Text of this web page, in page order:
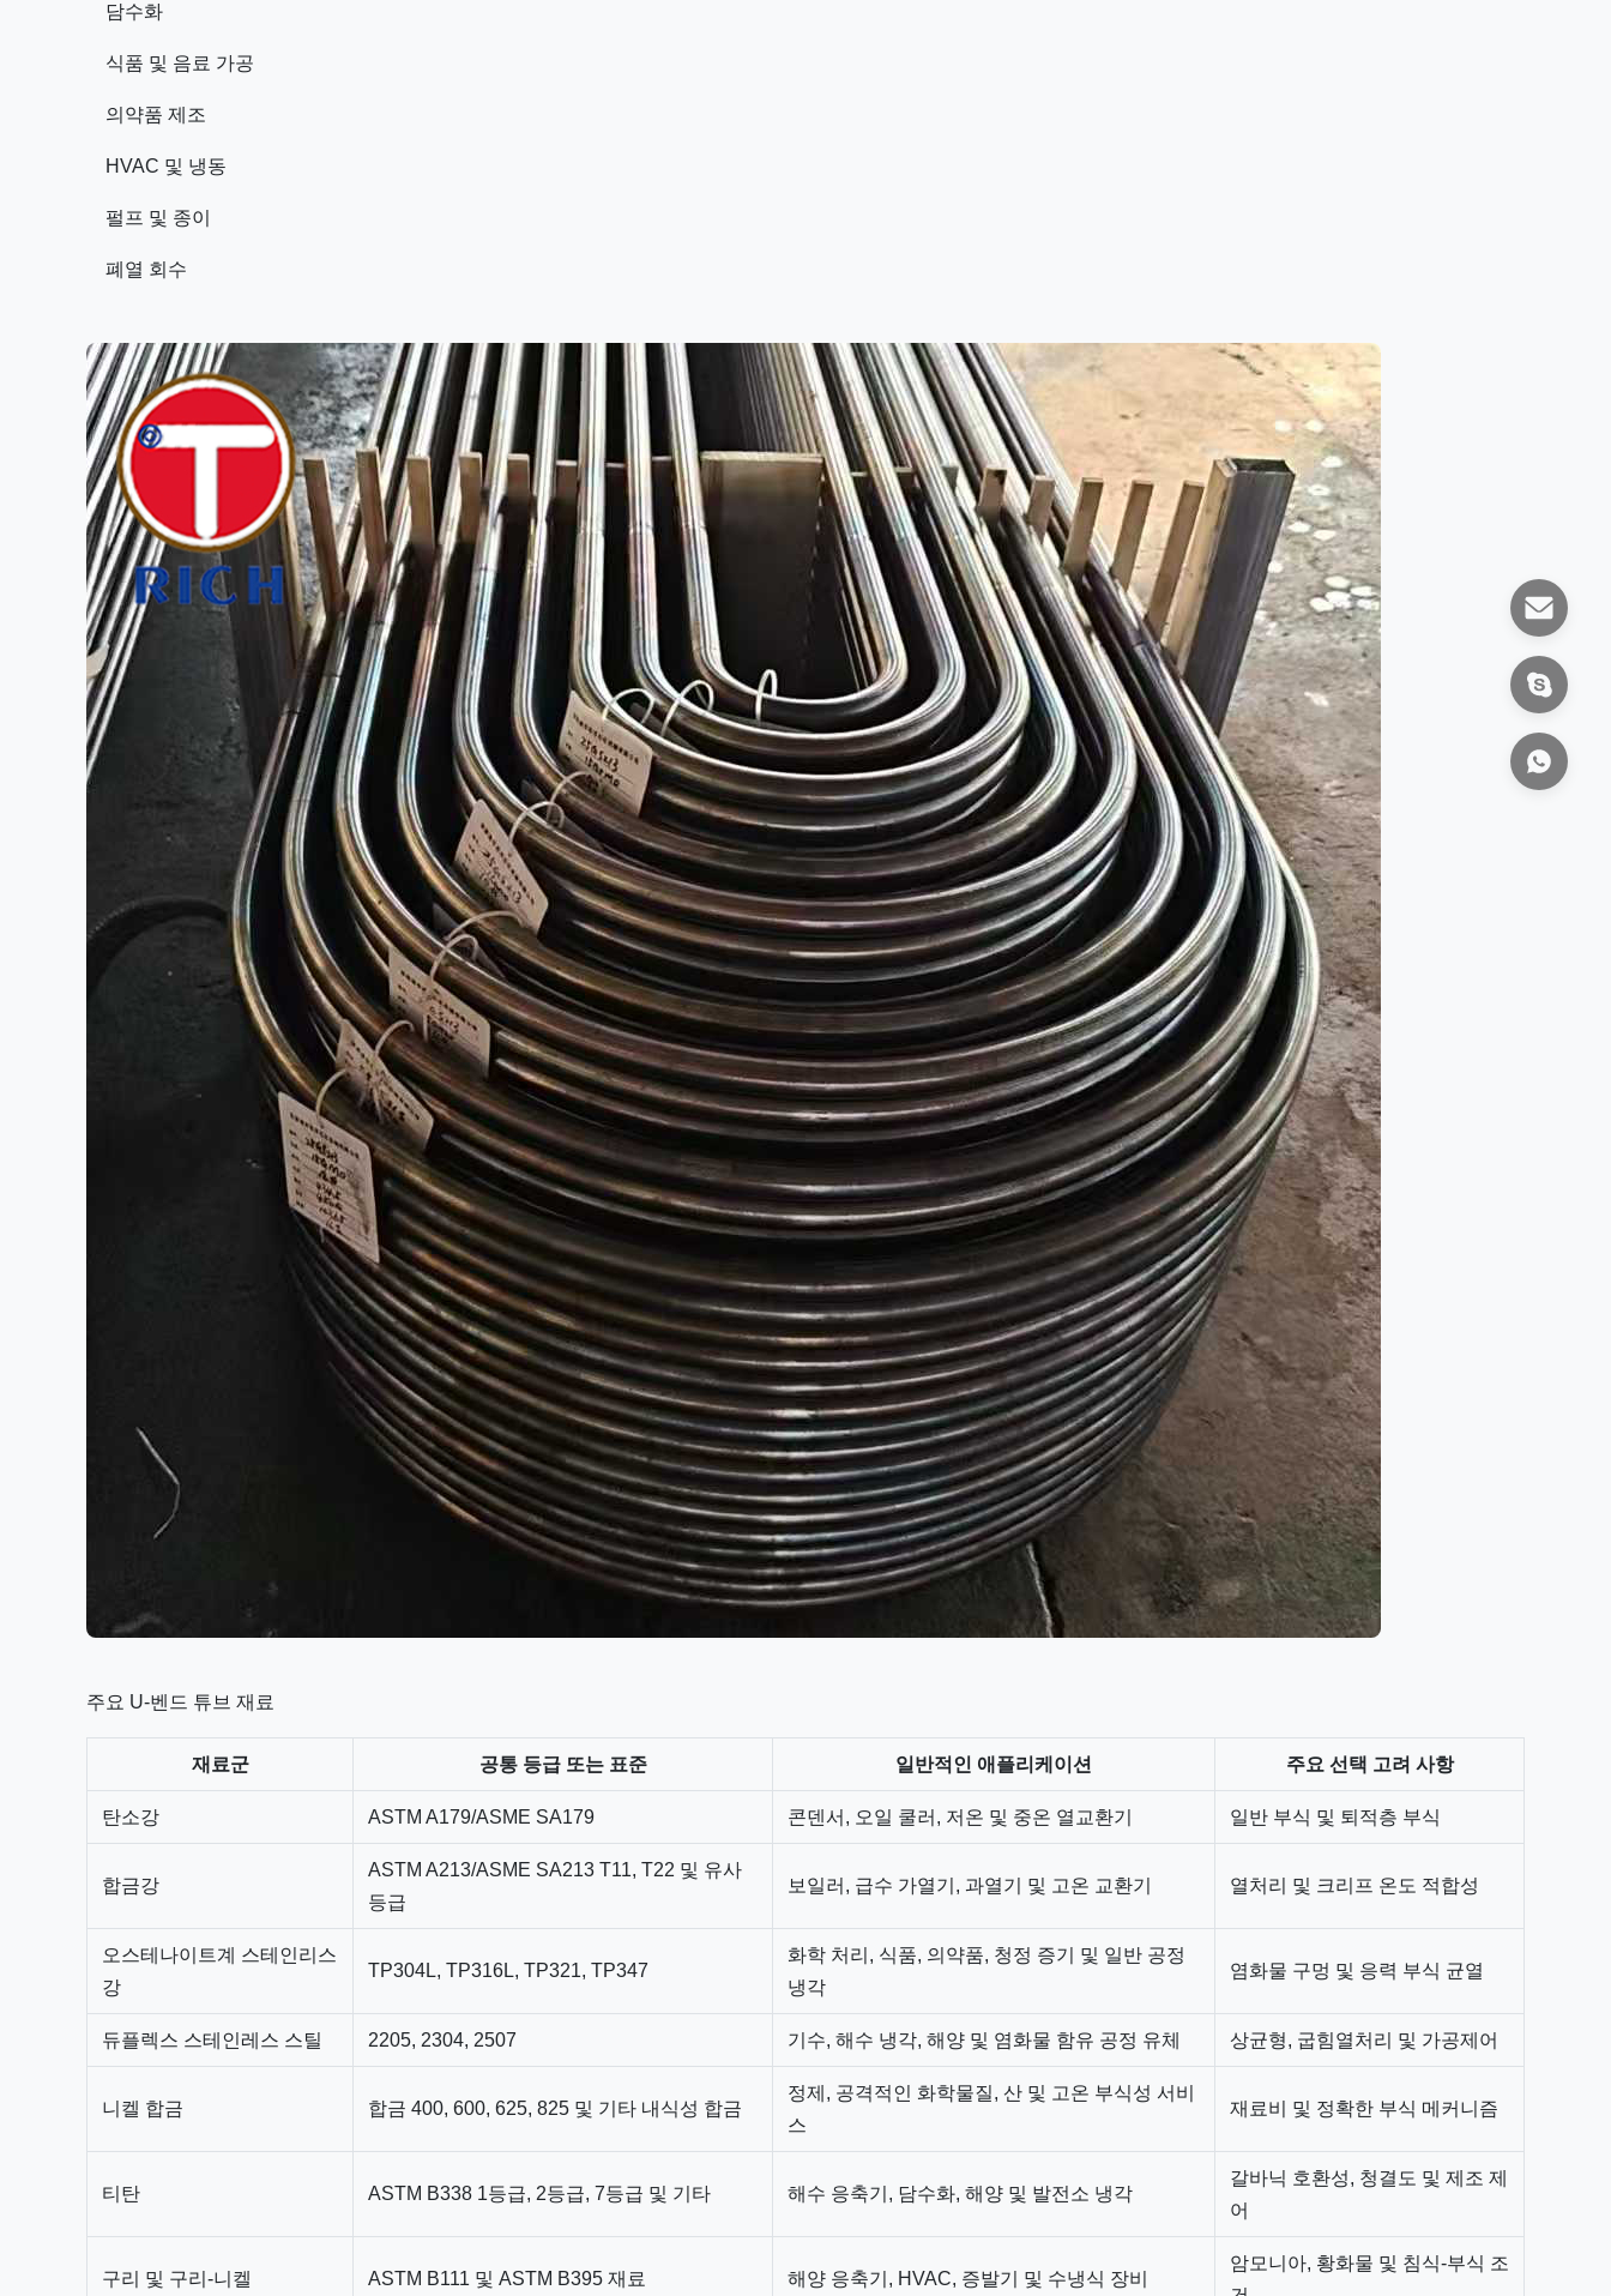
담수화
식품 및 음료 가공
의약품 제조
HVAC 및 냉동
펄프 및 종이
폐열 회수
주요 U-벤드 튜브 재료
재료군 공통 등급 또는 표준 일반적인 애플리케이션 주요 선택 고려 사항
탄소강 ASTM A179/ASME SA179 콘덴서, 오일 쿨러, 저온 및 중온 열교환기 일반 부식 및 퇴적층 부식
합금강
ASTM A213/ASME SA213 T11, T22 및 유사
등급
보일러, 급수 가열기, 과열기 및 고온 교환기 열처리 및 크리프 온도 적합성
오스테나이트계 스테인리스
강
TP304L, TP316L, TP321, TP347
화학 처리, 식품, 의약품, 청정 증기 및 일반 공정
냉각
염화물 구멍 및 응력 부식 균열
듀플렉스 스테인레스 스틸 2205, 2304, 2507 기수, 해수 냉각, 해양 및 염화물 함유 공정 유체 상균형, 굽힘열처리 및 가공제어
니켈 합금 합금 400, 600, 625, 825 및 기타 내식성 합금
정제, 공격적인 화학물질, 산 및 고온 부식성 서비
스
재료비 및 정확한 부식 메커니즘
티탄 ASTM B338 1등급, 2등급, 7등급 및 기타 해수 응축기, 담수화, 해양 및 발전소 냉각
갈바닉 호환성, 청결도 및 제조 제
어
구리 및 구리-니켈 ASTM B111 및 ASTM B395 재료 해양 응축기, HVAC, 증발기 및 수냉식 장비
암모니아, 황화물 및 침식-부식 조